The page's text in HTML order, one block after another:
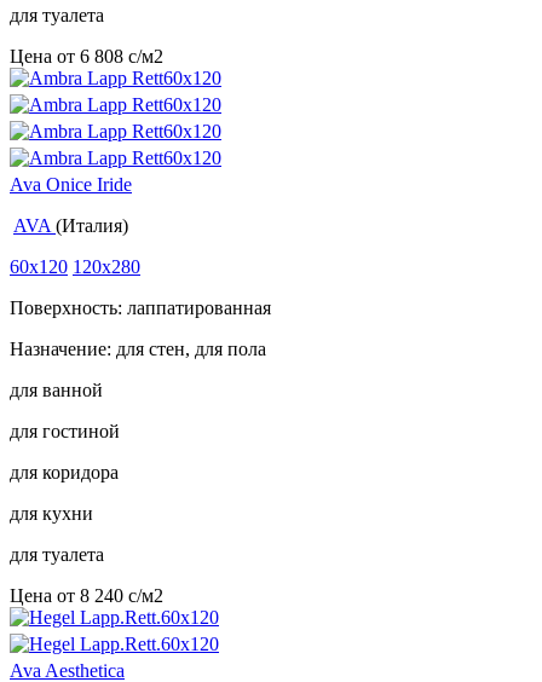
для туалета
Цена от 6 808 c/м2
Ava Onice Iride
AVA (Италия)
60x120 120x280
Поверхность: лаппатированная
Назначение: для стен, для пола
для ванной
для гостиной
для коридора
для кухни
для туалета
Цена от 8 240 c/м2
Ava Aesthetica